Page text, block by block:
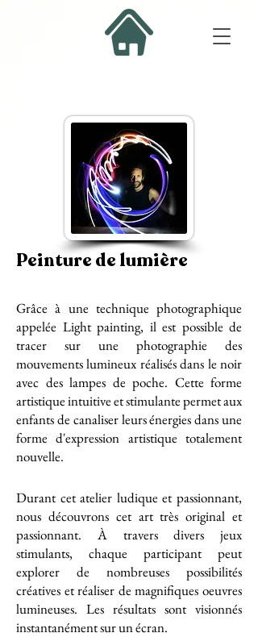
Peinture de lumière
Grâce à une technique photographique
appelée Light painting, il est possible de
tracer sur une photographie des
mouvements lumineux réalisés dans le noir
avec des lampes de poche. Cette forme
artistique intuitive et stimulante permet aux
enfants de canaliser leurs énergies dans une
forme d'expression artistique totalement
nouvelle.
Durant cet atelier ludique et passionnant,
nous découvrons cet art très original et
passionnant. À travers divers jeux
stimulants, chaque participant peut
explorer de nombreuses possibilités
créatives et réaliser de magnifiques oeuvres
lumineuses. Les résultats sont visionnés
instantanément sur un écran.